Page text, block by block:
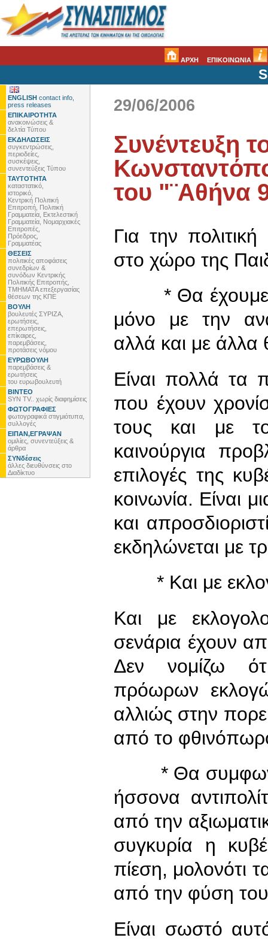
ΑΡΧΗ ΕΠΙΚΟΙΝΩΝΙΑ
ENGLISH contact info,
press releases
ΕΠΙΚΑΙΡΟΤΗΤΑ
ανακοινώσεις &
δελτία Τύπου
ΕΚΔΗΛΩΣΕΙΣ
συγκεντρώσεις,
περιοδείες,
συσκέψεις,
συνεντεύξεις Τύπου
ΤΑΥΤΟΤΗΤΑ
καταστατικό,
ιστορικό,
Κεντρική Πολιτική
Επιτροπή, Πολιτική
Γραμματεία, Εκτελεστική
Γραμματεία, Νομαρχιακές
Επιτροπές,
Πρόεδρος,
Γραμματέας
ΘΕΣΕΙΣ
πολιτικές αποφάσεις
συνεδρίων &
συνόδων Κεντρικής
Πολιτικής Επιτροπής,
ΤΜΗΜΑΤΑ επεξεργασίας
θέσεων της ΚΠΕ
ΒΟΥΛΗ
βουλευτές ΣΥΡΙΖΑ,
ερωτήσεις,
επερωτήσεις,
επίκαιρες,
παρεμβάσεις,
προτάσεις νόμου
ΕΥΡΩΒΟΥΛΗ
παρεμβάσεις &
ερωτήσεις
του ευρωβουλευτή
ΒΙΝΤΕΟ
SYN TV.. χωρίς διαφημίσεις
ΦΩΤΟΓΡΑΦΙΕΣ
φωτογραφικά στιγμιότυπα,
συλλογές
ΕΙΠΑΝ,ΕΓΡΑΨΑΝ
ομιλίες, συνεντεύξεις &
άρθρα
ΣΥΝδέσεις
άλλες διευθύνσεις στο
Διαδίκτυο
29/06/2006
Συνέντευξη
του "¨Αθήνα
Για την
στο χώρο της
* Θα έχουμε
μόνο με την
αλλά και με
Είναι πολλά τα
που έχουν
τους και με
καινούργια
επιλογές της
κοινωνία. Είναι
και
εκδηλώνεται με
* Και με
Και με
σενάρια έχουν
Δεν νομίζω
πρόωρων
αλλιώς στην
από το
* Θα
ήσσονα
από την
συγκυρία η
πίεση, μολονότι
από την φύση
Είναι σωστό